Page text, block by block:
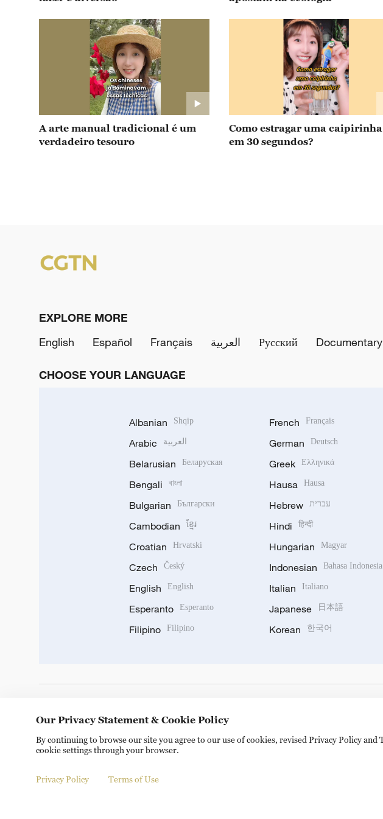
A arte manual tradicional é um
verdadeiro tesouro
Como estragar uma caipirinha
em 30 segundos?
EXPLORE MORE
English
Español Français العربية Русский Documentary
CHOOSE YOUR LANGUAGE
Albanian Shqip
Arabic العربية
Belarusian Беларуская
Bengali বাংলা
Bulgarian Български
Cambodian ខ្មែរ
Croatian Hrvatski
Czech Český
English English
Esperanto Esperanto
Filipino Filipino
French Français
German Deutsch
Greek Ελληνικά
Hausa Hausa
Hebrew עברית
Hindi हिन्दी
Hungarian Magyar
Indonesian Bahasa Indonesia
Italian Italiano
Japanese 日本語
Korean 한국어
© China Radio International.CRI. All Rights Reserved. 16A Shijingshan Road, Beijing,
Our Privacy Statement & Cookie Policy
By continuing to browse our site you agree to our use of cookies, revised Privacy Policy and
cookie settings through your browser.
Privacy Policy Terms of Use